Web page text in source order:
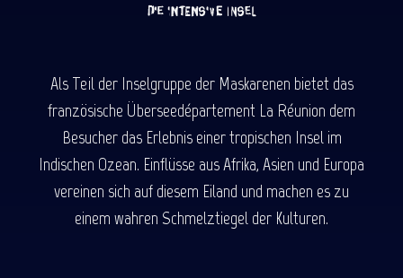
Als Teil der Inselgruppe der Maskarenen bietet das
französische Überseedépartement La Réunion dem
Besucher das Erlebnis einer tropischen Insel im
Indischen Ozean. Einflüsse aus Afrika, Asien und Europa
vereinen sich auf diesem Eiland und machen es zu
einem wahren Schmelztiegel der Kulturen.